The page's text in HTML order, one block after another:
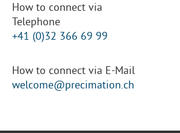
How to connect via
Telephone
+41 (0)32 366 69 99
How to connect via E-Mail
welcome@precimation.ch